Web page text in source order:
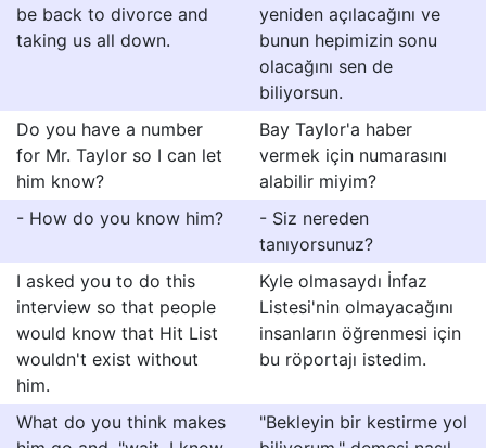
be back to divorce and
taking us all down.
yeniden açılacağını ve
bunun hepimizin sonu
olacağını sen de
biliyorsun.
Do you have a number
for Mr. Taylor so I can let
him know?
Bay Taylor'a haber
vermek için numarasını
alabilir miyim?
- How do you know him?
- Siz nereden
tanıyorsunuz?
I asked you to do this
interview so that people
would know that Hit List
wouldn't exist without
him.
Kyle olmasaydı İnfaz
Listesi'nin olmayacağını
insanların öğrenmesi için
bu röportajı istedim.
What do you think makes
"Bekleyin bir kestirme yol